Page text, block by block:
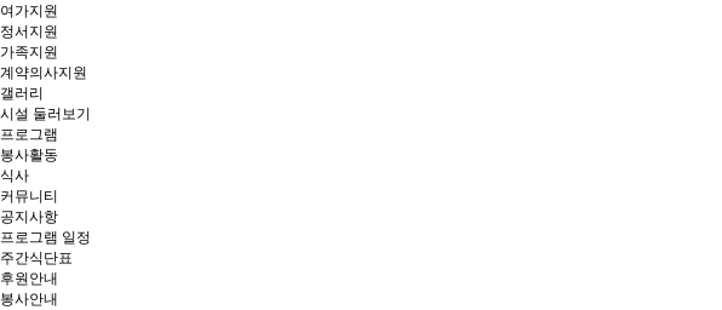
여가지원
정서지원
가족지원
계약의사지원
갤러리
시설 둘러보기
프로그램
봉사활동
식사
커뮤니티
공지사항
프로그램 일정
주간식단표
후원안내
봉사안내